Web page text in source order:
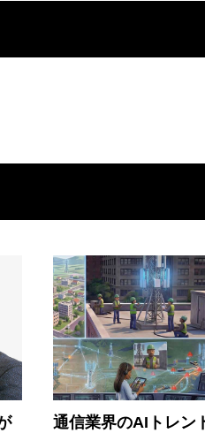
通信業界のAIトレン